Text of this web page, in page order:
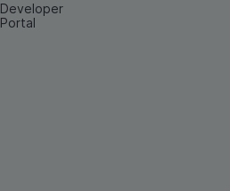
Developer
Portal